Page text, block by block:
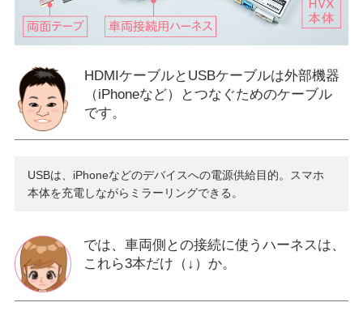
HDMIケーブルとUSBケーブルは外部機器
（iPhoneなど）とつなぐためのケーブル
です。
USBは、iPhoneなどのデバイスへの電源供給目的。スマホ
本体を充電しながらミラーリングできる。
では、車両側との接続に使うハーネスは、
これら3本だけ（↓）か。